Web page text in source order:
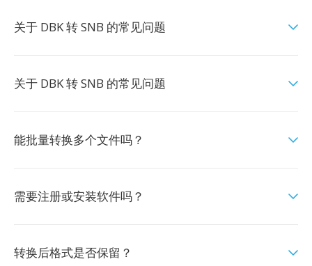
关于 DBK 转 SNB 的常见问题
关于 DBK 转 SNB 的常见问题
能批量转换多个文件吗？
需要注册或安装软件吗？
转换后格式是否保留？